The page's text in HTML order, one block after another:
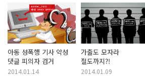
아동 성폭행 기사 악성
댓글 피의자 검거
2014.01.14
가출도 모자라
절도까지?!
2014.01.09